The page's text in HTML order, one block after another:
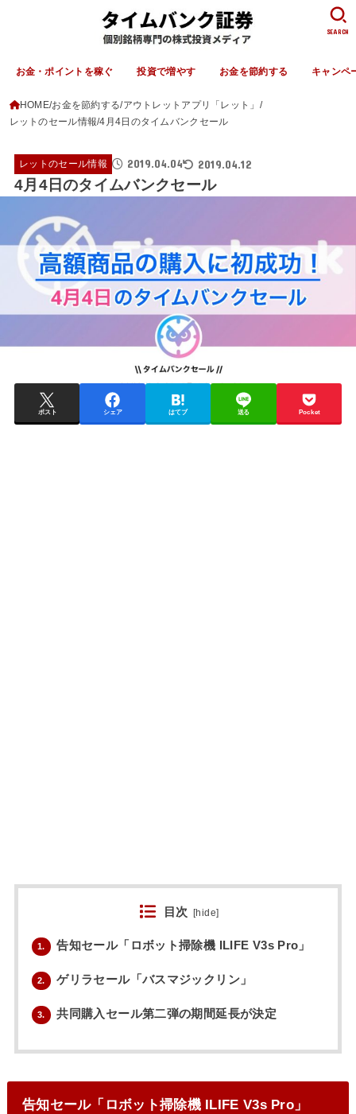
お金・ポイントを稼ぐ 投資で増やす お金を節約する キャンペ
SEARCH
HOME お金を節約する アウトレットアプリ「レット」
レットのセール情報 4月4日のタイムバンクセール
レットのセール情報 2019.04.04 2019.04.12
4月4日のタイムバンクセール
ポスト シェア はてブ 送る Pocket
目次 [hide]
1. 告知セール「ロボット掃除機 ILIFE V3s Pro」
2. ゲリラセール「バスマジックリン」
3. 共同購入セール第二弾の期間延長が決定
告知セール「ロボット掃除機 ILIFE V3s Pro」